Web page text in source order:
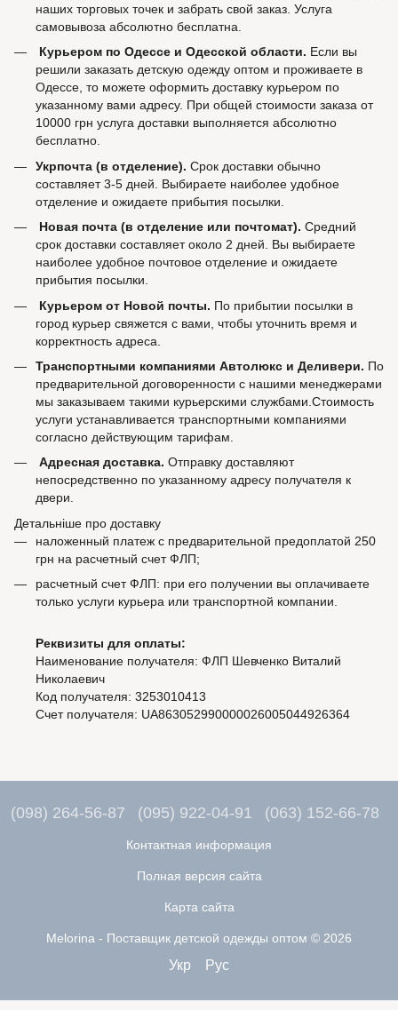
наших торговых точек и забрать свой заказ. Услуга
самовывоза абсолютно бесплатна.
Курьером по Одессе и Одесской области. Если вы
решили заказать детскую одежду оптом и проживаете в
Одессе, то можете оформить доставку курьером по
указанному вами адресу. При общей стоимости заказа от
10000 грн услуга доставки выполняется абсолютно
бесплатно.
Укрпочта (в отделение). Срок доставки обычно
составляет 3-5 дней. Выбираете наиболее удобное
отделение и ожидаете прибытия посылки.
Новая почта (в отделение или почтомат). Средний
срок доставки составляет около 2 дней. Вы выбираете
наиболее удобное почтовое отделение и ожидаете
прибытия посылки.
Курьером от Новой почты. По прибытии посылки в
город курьер свяжется с вами, чтобы уточнить время и
корректность адреса.
Транспортными компаниями Автолюкс и Деливери. По
предварительной договоренности с нашими менеджерами
мы заказываем такими курьерскими службами.Стоимость
услуги устанавливается транспортными компаниями
согласно действующим тарифам.
Адресная доставка. Отправку доставляют
непосредственно по указанному адресу получателя к
двери.
Детальніше про доставку
наложенный платеж с предварительной предоплатой 250
грн на расчетный счет ФЛП;
расчетный счет ФЛП: при его получении вы оплачиваете
только услуги курьера или транспортной компании.
Реквизиты для оплаты:
Наименование получателя: ФЛП Шевченко Виталий
Николаевич
Код получателя: 3253010413
Счет получателя: UA863052990000026005044926364
(098) 264-56-87 (095) 922-04-91 (063) 152-66-78
Контактная информация
Полная версия сайта
Карта сайта
Melorina - Поставщик детской одежды оптом © 2026
Укр Рус